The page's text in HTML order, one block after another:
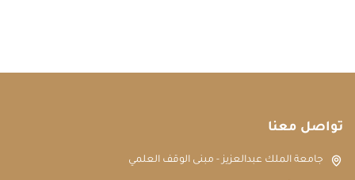
تواصل معنا
جامعة الملك عبدالعزيز - مبنى الوقف العلمي